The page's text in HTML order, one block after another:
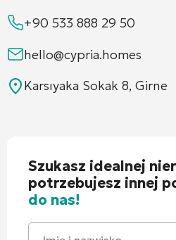
+90 533 888 29 50
hello@cypria.homes
Karsıyaka Sokak 8, Girne
Szukasz idealnej
potrzebujesz innej
do nas!